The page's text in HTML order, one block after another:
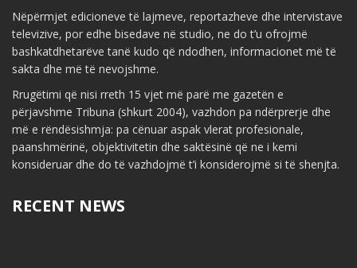
Nëpërmjet edicioneve të lajmeve, reportazheve dhe intervistave
televizive, por edhe bisedave në studio, ne do t’u ofrojmë
bashkatdhetarëve tanë kudo që ndodhen, informacionet më të
sakta dhe më të nevojshme.
Rrugëtimi që nisi rreth 15 vjet më parë me gazetën e
përjavshme Tribuna (shkurt 2004), vazhdon pa ndërprerje dhe
më e rëndësishmja: pa cënuar aspak vlerat profesionale,
paanshmërinë, objektivitetin dhe saktësinë që ne i kemi
konsideruar dhe do të vazhdojmë t’i konsiderojmë si të shenjta.
RECENT NEWS